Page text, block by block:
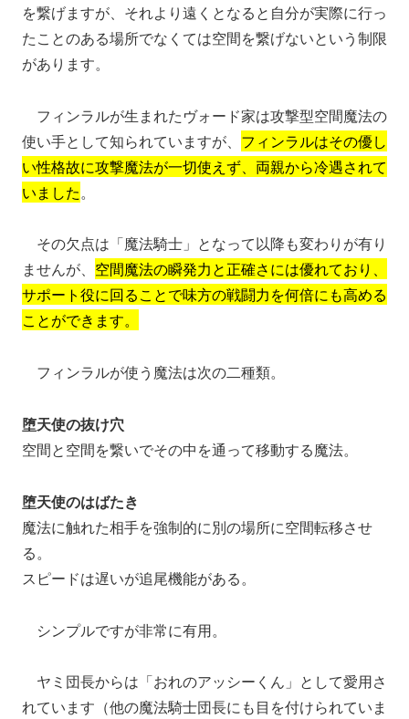
を繋げますが、それより遠くとなると自分が実際に行っ
たことのある場所でなくては空間を繋げないという制限
があります。
フィンラルが生まれたヴォード家は攻撃型空間魔法の
使い手として知られていますが、 フィンラルはその優し
い性格故に攻撃魔法が一切使えず、両親から冷遇されて
いました。
その欠点は「魔法騎士」となって以降も変わりが有り
ませんが、 空間魔法の瞬発力と正確さには優れており、
サポート役に回ることで味方の戦闘力を何倍にも高める
ことができます。
フィンラルが使う魔法は次の二種類。
堕天使の抜け穴
空間と空間を繋いでその中を通って移動する魔法。
堕天使のはばたき
魔法に触れた相手を強制的に別の場所に空間転移させ
る。
スピードは遅いが追尾機能がある。
シンプルですが非常に有用。
ヤミ団長からは「おれのアッシーくん」として愛用さ
れています（他の魔法騎士団長にも目を付けられていま